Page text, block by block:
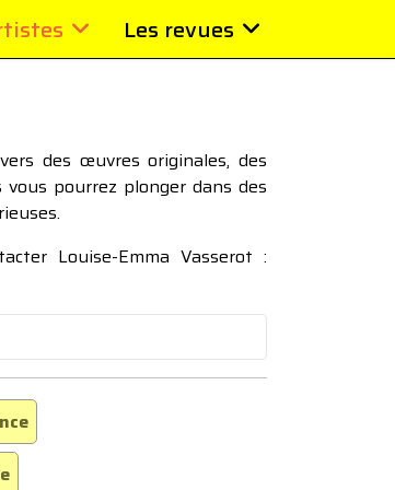
Les revues
des œuvres originales, des
pourrez plonger dans des
Louise-Emma Vasserot :